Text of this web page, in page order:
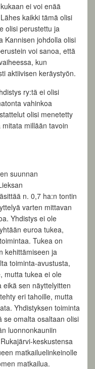
ei voi enää
kaikki tämä olisi
olisi perustettu ja
Kannisen johdolla olisi
voi sanoa, että
kun
aktiivisen keräystyön.
ry:tä ei olisi
vahinkoa
olisi menetetty
millään tavoin
suunnan
n. 0,7 ha:n tontin
varten mittavan
Yhdistys ei ole
euroa tukea,
Tukea on
kehittämiseen ja
toiminta-avustusta,
mutta tukea ei ole
sen näyttelyitten
eri tahoille, mutta
Yhdistyksen toiminta
se omalta osaltaan olisi
luonnonkauniin
keskustensa
matkailuelinkeinolle
matkailua.